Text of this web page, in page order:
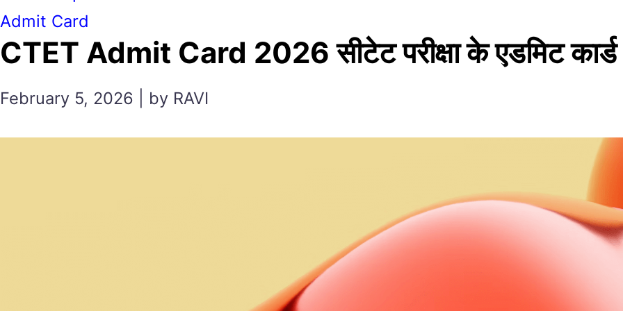
Admit Card
CTET Admit Card 2026 सीटेट परीक्षा के एडमिट कार्ड
February 5, 2026 | by RAVI